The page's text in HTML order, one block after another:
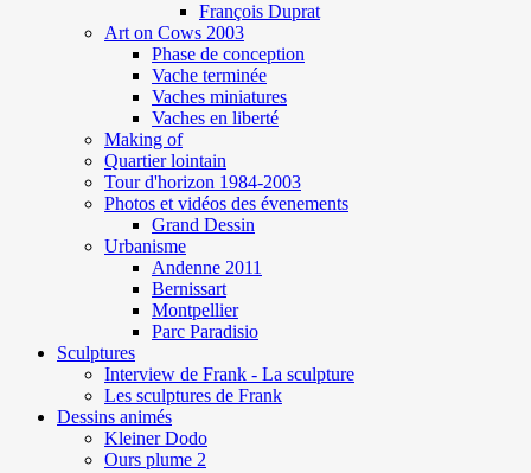
François Duprat
Art on Cows 2003
Phase de conception
Vache terminée
Vaches miniatures
Vaches en liberté
Making of
Quartier lointain
Tour d'horizon 1984-2003
Photos et vidéos des évenements
Grand Dessin
Urbanisme
Andenne 2011
Bernissart
Montpellier
Parc Paradisio
Sculptures
Interview de Frank - La sculpture
Les sculptures de Frank
Dessins animés
Kleiner Dodo
Ours plume 2